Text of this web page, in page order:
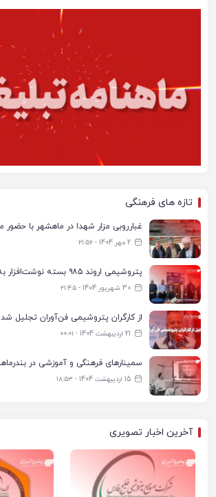
تازه های فرهنگی
2 مهر 1404 - ۲۱:۵۶
30 شهریور 1404 - ۲۱:۴۵
از کارگران پتروشیمی فن‌آوران تجلیل شد
21 اردیبهشت 1404 - ۰۰:۰۱
15 اردیبهشت 1404 - ۱۸:۵۳
آخرین اخبار تصویری